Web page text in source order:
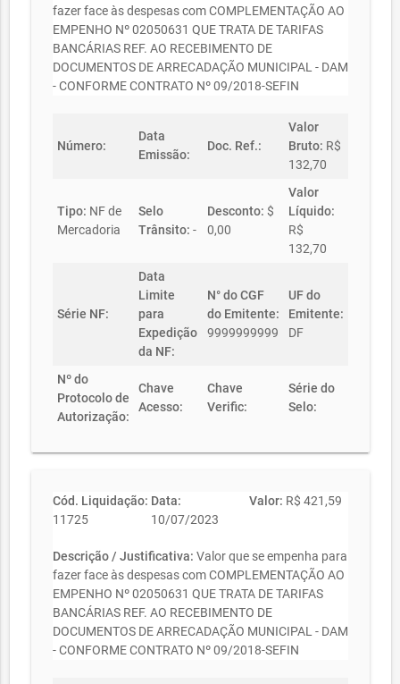
fazer face às despesas com COMPLEMENTAÇÃO AO
EMPENHO Nº 02050631 QUE TRATA DE TARIFAS
BANCÁRIAS REF. AO RECEBIMENTO DE
DOCUMENTOS DE ARRECADAÇÃO MUNICIPAL - DAM
- CONFORME CONTRATO Nº 09/2018-SEFIN
Número:
Data
Emissão:
Doc. Ref.:
Valor
Bruto: R$
132,70
Tipo: NF de
Mercadoria
Selo
Trânsito: -
Desconto: $
0,00
Valor
Líquido:
R$
132,70
Série NF:
Data
Limite
para
Expedição
da NF:
N° do CGF
do Emitente:
9999999999
UF do
Emitente:
DF
Nº do
Protocolo de
Autorização:
Chave
Acesso:
Chave
Verific:
Série do
Selo:
Cód. Liquidação:
11725
Data:
10/07/2023
Valor: R$ 421,59
Descrição / Justificativa: Valor que se empenha para
fazer face às despesas com COMPLEMENTAÇÃO AO
EMPENHO Nº 02050631 QUE TRATA DE TARIFAS
BANCÁRIAS REF. AO RECEBIMENTO DE
DOCUMENTOS DE ARRECADAÇÃO MUNICIPAL - DAM
- CONFORME CONTRATO Nº 09/2018-SEFIN